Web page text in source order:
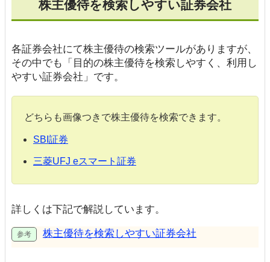
株主優待を検索しやすい証券会社
各証券会社にて株主優待の検索ツールがありますが、
その中でも「目的の株主優待を検索しやすく、利用し
やすい証券会社」です。
どちらも画像つきで株主優待を検索できます。
SBI証券
三菱UFJ eスマート証券
詳しくは下記で解説しています。
株主優待を検索しやすい証券会社